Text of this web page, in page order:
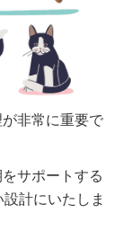
非常に重要で
サポートする
計にいたしま